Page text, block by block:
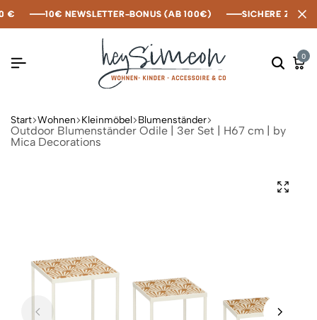
10€ NEWSLETTER-BONUS (AB 100€) SICHERE
10€ NEWSLETTER-BONUS (AB 100€) SICHERE
10€ NEWSLETTER-BONUS (AB 100€) SICHERE
0
Start Wohnen Kleinmöbel Blumenständer
Outdoor Blumenständer Odile | 3er Set | H67 cm | by
Mica Decorations